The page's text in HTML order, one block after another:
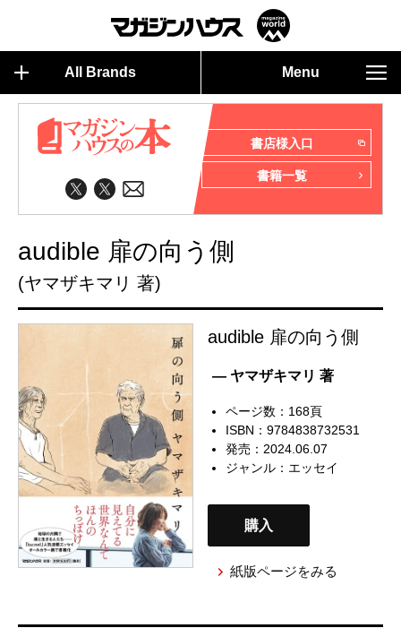
All Brands Menu
書店様入口
書籍一覧
audible 扉の向う側
(ヤマザキマリ 著)
audible 扉の向う側
— ヤマザキマリ 著
ページ数：168頁
ISBN：9784838732531
発売：2024.06.07
ジャンル： エッセイ
購入
紙版ページをみる